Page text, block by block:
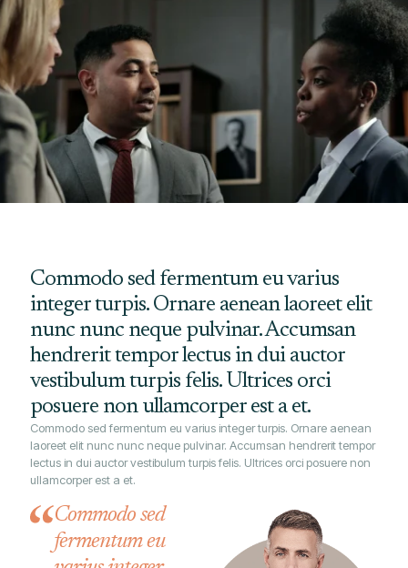
Commodo sed fermentum eu varius
integer turpis. Ornare aenean laoreet elit
nunc nunc neque pulvinar. Accumsan
hendrerit tempor lectus in dui auctor
vestibulum turpis felis. Ultrices orci
posuere non ullamcorper est a et.
Commodo sed fermentum eu varius integer turpis. Ornare aenean
laoreet elit nunc nunc neque pulvinar. Accumsan hendrerit tempor
lectus in dui auctor vestibulum turpis felis. Ultrices orci posuere non
ullamcorper est a et.
Commodo sed
fermentum eu